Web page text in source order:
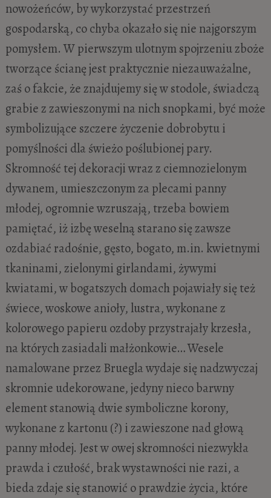
nowożeńców, by wykorzystać przestrzeń
gospodarską, co chyba okazało się nie najgorszym
pomysłem. W pierwszym ulotnym spojrzeniu zboże
tworzące ścianę jest praktycznie niezauważalne,
zaś o fakcie, że znajdujemy się w stodole, świadczą
grabie z zawieszonymi na nich snopkami, być może
symbolizujące szczere życzenie dobrobytu i
pomyślności dla świeżo poślubionej pary.
Skromność tej dekoracji wraz z ciemnozielonym
dywanem, umieszczonym za plecami panny
młodej, ogromnie wzruszają, trzeba bowiem
pamiętać, iż izbę weselną starano się zawsze
ozdabiać radośnie, gęsto, bogato, m.in. kwietnymi
tkaninami, zielonymi girlandami, żywymi
kwiatami, w bogatszych domach pojawiały się też
świece, woskowe anioły, lustra, wykonane z
kolorowego papieru ozdoby przystrajały krzesła,
na których zasiadali małżonkowie… Wesele
namalowane przez Bruegla wydaje się nadzwyczaj
skromnie udekorowane, jedyny nieco barwny
element stanowią dwie symboliczne korony,
wykonane z kartonu (?) i zawieszone nad głową
panny młodej. Jest w owej skromności niezwykła
prawda i czułość, brak wystawności nie razi, a
bieda zdaje się stanowić o prawdzie życia, które